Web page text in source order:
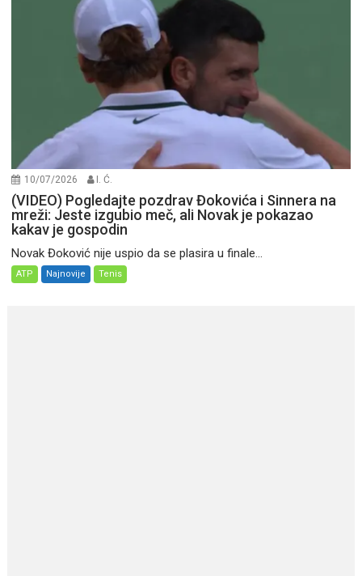
10/07/2026 I. Ć.
(VIDEO) Pogledajte pozdrav Đokovića i Sinnera na
mreži: Jeste izgubio meč, ali Novak je pokazao
kakav je gospodin
Novak Đoković nije uspio da se plasira u finale...
ATP Najnovije Tenis